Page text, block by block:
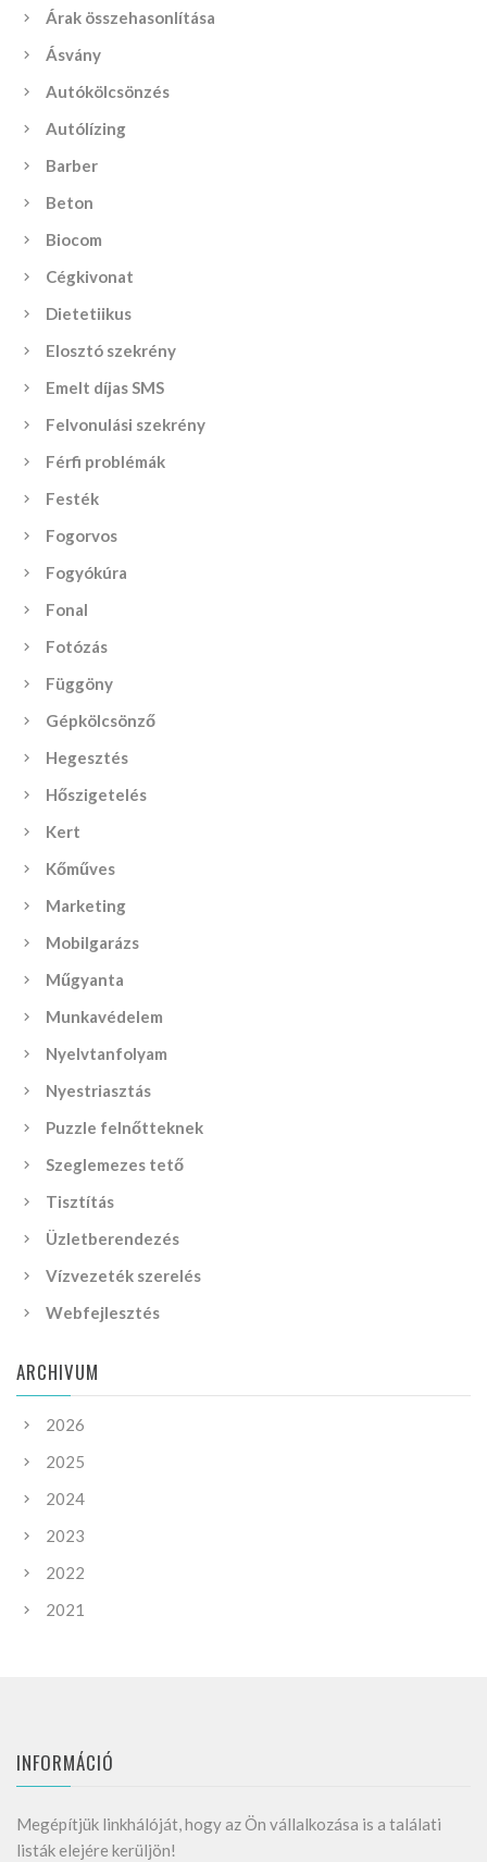
Árak összehasonlítása
Ásvány
Autókölcsönzés
Autólízing
Barber
Beton
Biocom
Cégkivonat
Dietetiikus
Elosztó szekrény
Emelt díjas SMS
Felvonulási szekrény
Férfi problémák
Festék
Fogorvos
Fogyókúra
Fonal
Fotózás
Függöny
Gépkölcsönző
Hegesztés
Hőszigetelés
Kert
Kőműves
Marketing
Mobilgarázs
Műgyanta
Munkavédelem
Nyelvtanfolyam
Nyestriasztás
Puzzle felnőtteknek
Szeglemezes tető
Tisztítás
Üzletberendezés
Vízvezeték szerelés
Webfejlesztés
ARCHIVUM
2026
2025
2024
2023
2022
2021
INFORMÁCIÓ
Megépítjük linkhálóját, hogy az Ön vállalkozása is a találati
listák elejére kerüljön!